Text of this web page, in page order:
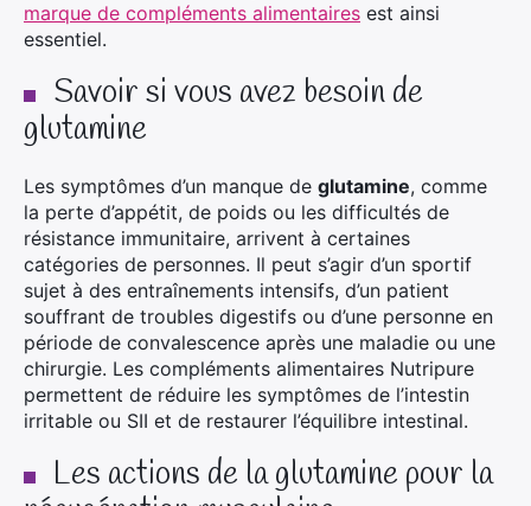
marque de compléments alimentaires est ainsi
essentiel.
Savoir si vous avez besoin de
glutamine
Les symptômes d’un manque de glutamine, comme
la perte d’appétit, de poids ou les difficultés de
résistance immunitaire, arrivent à certaines
catégories de personnes. Il peut s’agir d’un sportif
sujet à des entraînements intensifs, d’un patient
souffrant de troubles digestifs ou d’une personne en
période de convalescence après une maladie ou une
chirurgie. Les compléments alimentaires Nutripure
permettent de réduire les symptômes de l’intestin
irritable ou SII et de restaurer l’équilibre intestinal.
Les actions de la glutamine pour la